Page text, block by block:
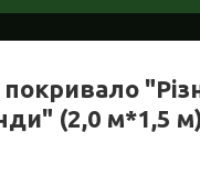
(2,0 м*1,5